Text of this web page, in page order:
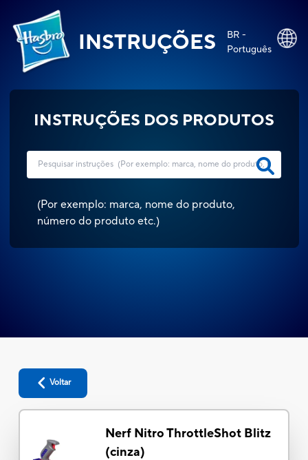
INSTRUÇÕES
BR -
Português
INSTRUÇÕES DOS PRODUTOS
(Por exemplo: marca, nome do produto,
número do produto etc.)
Voltar
Nerf Nitro ThrottleShot Blitz
(cinza)